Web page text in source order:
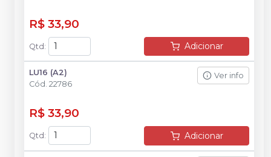
R$ 33,90
Qtd: Adicionar
LU16 (A2)
Cód. 22786
Ver info
R$ 33,90
Qtd : Adicionar